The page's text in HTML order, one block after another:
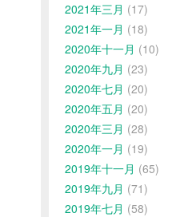
2021年三月 (17)
2021年一月 (18)
2020年十一月 (10)
2020年九月 (23)
2020年七月 (20)
2020年五月 (20)
2020年三月 (28)
2020年一月 (19)
2019年十一月 (65)
2019年九月 (71)
2019年七月 (58)